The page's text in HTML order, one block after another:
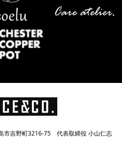
吉野町3216-75 代表取締役 小山仁志